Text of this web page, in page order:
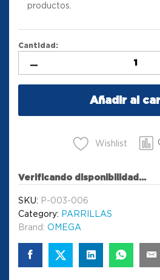
productos.
Cantidad:
Añadir al
Wishlist
Verificando disponibilidad...
SKU: P-003-006
Category: PARRILLAS
Brand: OMEGA